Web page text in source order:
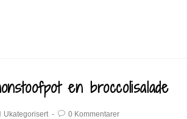
en broccolisalade
Ukategorisert 0 Kommentarer